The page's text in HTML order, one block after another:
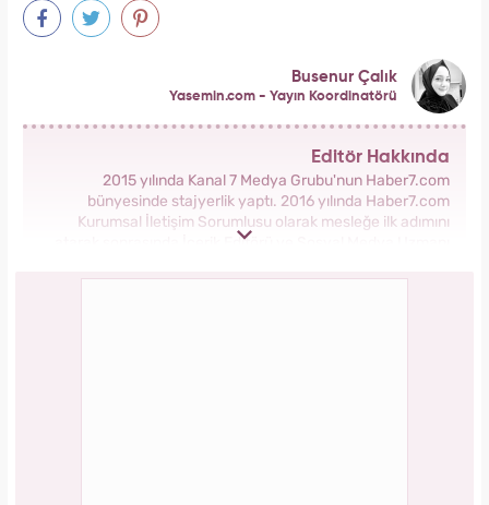
Busenur Çalık
Yasemin.com - Yayın Koordinatörü
Editör Hakkında
2015 yılında Kanal 7 Medya Grubu'nun Haber7.com
bünyesinde stajyerlik yaptı. 2016 yılında Haber7.com
Kurumsal İletişim Sorumlusu olarak mesleğe ilk adımını
atarak sonrasında İçerik Editörü ve Sosyal Medya Uzmanı
Kadın Sitesinde önce Haber Editörü sonrasında Haber Şefi